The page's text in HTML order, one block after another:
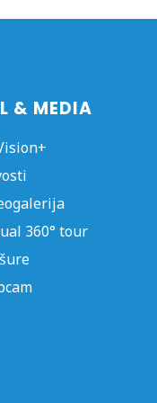
& MEDIA
360° tour